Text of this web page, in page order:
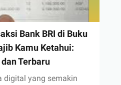
Bank BRI di Buku
Kamu Ketahui:
Terbaru
digital yang semakin